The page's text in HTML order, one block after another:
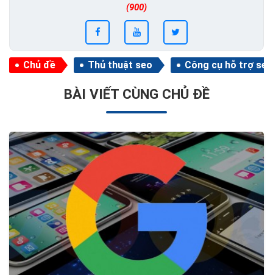
(900)
Chủ đề Thủ thuật seo Công cụ hỗ trợ seo
BÀI VIẾT CÙNG CHỦ ĐỀ